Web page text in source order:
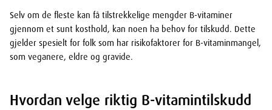
Selv om de fleste kan få tilstrekkelige mengder B-vitaminer
gjennom et sunt kosthold, kan noen ha behov for tilskudd. Dette
gjelder spesielt for folk som har risikofaktorer for B-vitaminmangel,
som veganere, eldre og gravide.
Hvordan velge riktig B-vitamintilskudd